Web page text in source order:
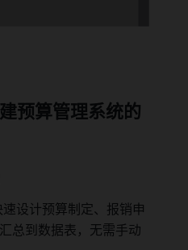
预算管理系统的
速设计预算制定、报销申
总到数据表，无需手动